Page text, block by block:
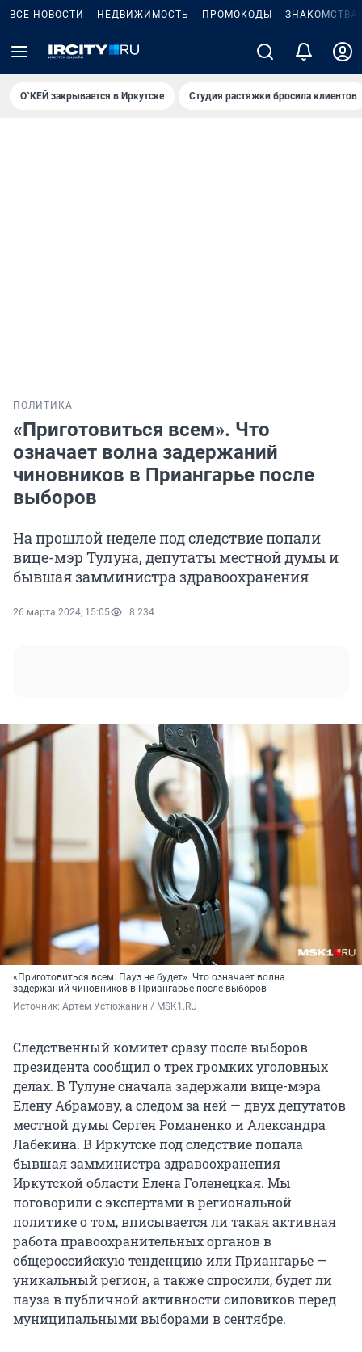
ВСЕ НОВОСТИ НЕДВИЖИМОСТЬ ПРОМОКОДЫ ЗНАКОМСТВА
О`КЕЙ закрывается в Иркутске Студия растяжки бросила клиентов
ПОЛИТИКА
«Приготовиться всем». Что
означает волна задержаний
чиновников в Приангарье после
выборов
На прошлой неделе под следствие попали
вице-мэр Тулуна, депутаты местной думы и
бывшая замминистра здравоохранения
26 марта 2024, 15:05 8 234
«Приготовиться всем. Пауз не будет». Что означает волна
задержаний чиновников в Приангарье после выборов
Источник: Артем Устюжанин / MSK1.RU
Следственный комитет сразу после выборов
президента сообщил о трех громких уголовных
делах. В Тулуне сначала задержали вице-мэра
Елену Абрамову, а следом за ней — двух депутатов
местной думы Сергея Романенко и Александра
Лабекина. В Иркутске под следствие попала
бывшая замминистра здравоохранения
Иркутской области Елена Голенецкая. Мы
поговорили с экспертами в региональной
политике о том, вписывается ли такая активная
работа правоохранительных органов в
общероссийскую тенденцию или Приангарье —
уникальный регион, а также спросили, будет ли
пауза в публичной активности силовиков перед
муниципальными выборами в сентябре.